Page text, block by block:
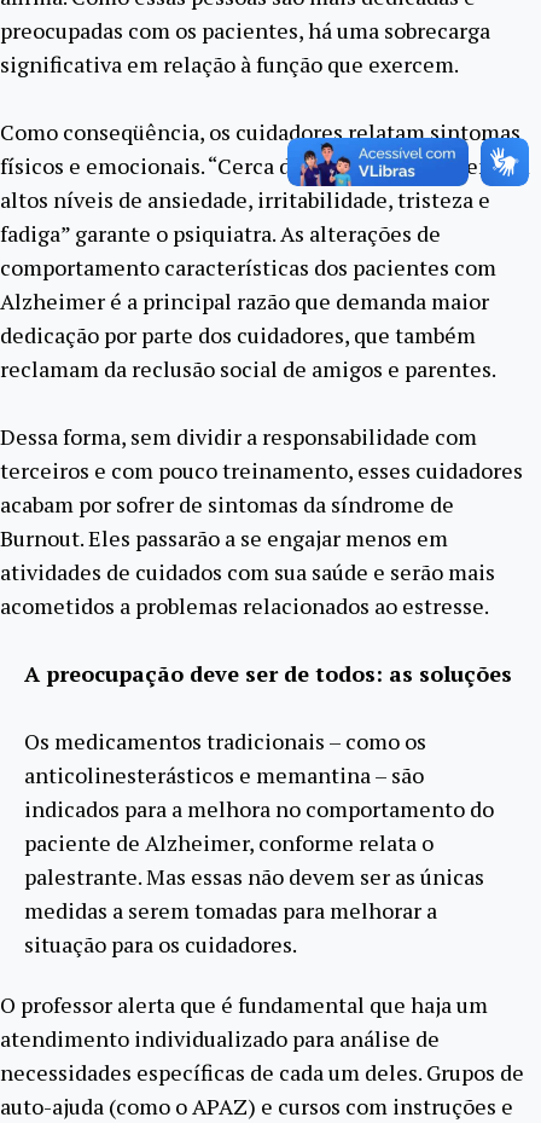
preocupadas com os pacientes, há uma sobrecarga
significativa em relação à função que exercem.
Como conseqüência, os cuidadores relatam sintomas
físicos e emocionais. “Cerca de 70% deles apresentam
altos níveis de ansiedade, irritabilidade, tristeza e
fadiga” garante o psiquiatra. As alterações de
comportamento características dos pacientes com
Alzheimer é a principal razão que demanda maior
dedicação por parte dos cuidadores, que também
reclamam da reclusão social de amigos e parentes.
Dessa forma, sem dividir a responsabilidade com
terceiros e com pouco treinamento, esses cuidadores
acabam por sofrer de sintomas da síndrome de
Burnout. Eles passarão a se engajar menos em
atividades de cuidados com sua saúde e serão mais
acometidos a problemas relacionados ao estresse.
A preocupação deve ser de todos: as soluções
Os medicamentos tradicionais – como os
anticolinesterásticos e memantina – são
indicados para a melhora no comportamento do
paciente de Alzheimer, conforme relata o
palestrante. Mas essas não devem ser as únicas
medidas a serem tomadas para melhorar a
situação para os cuidadores.
O professor alerta que é fundamental que haja um
atendimento individualizado para análise de
necessidades específicas de cada um deles. Grupos de
auto-ajuda (como o APAZ) e cursos com instruções e